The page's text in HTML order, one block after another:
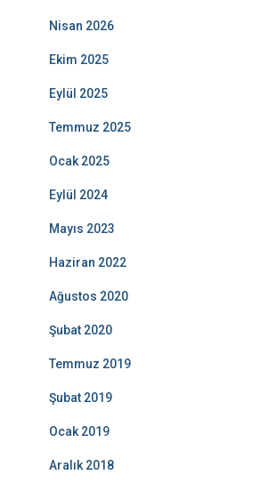
Nisan 2026
Ekim 2025
Eylül 2025
Temmuz 2025
Ocak 2025
Eylül 2024
Mayıs 2023
Haziran 2022
Ağustos 2020
Şubat 2020
Temmuz 2019
Şubat 2019
Ocak 2019
Aralık 2018